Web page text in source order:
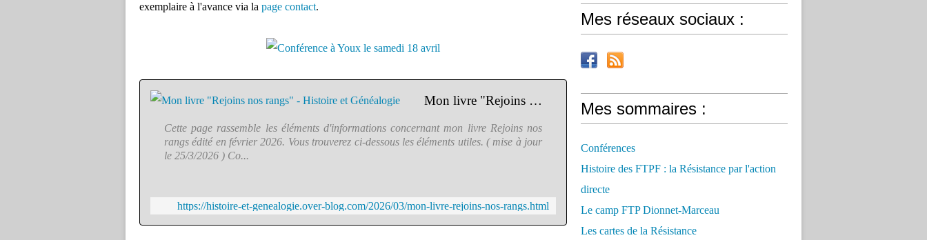
exemplaire à l'avance via la page contact.
Mon livre "Rejoins nos rangs" - Histoire et Généalogie
Cette page rassemble les éléments d'informations concernant mon livre Rejoins nos
rangs édité en février 2026. Vous trouverez ci-dessous les éléments utiles. ( mise à jour
le 25/3/2026 ) Co...
https://histoire-et-genealogie.over-blog.com/2026/03/mon-livre-rejoins-nos-rangs.html
Mes réseaux sociaux :
Mes sommaires :
Conférences
Histoire des FTPF : la Résistance par l'action
directe
Le camp FTP Dionnet-Marceau
Les cartes de la Résistance